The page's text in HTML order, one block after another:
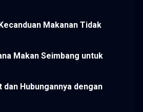
Makanan Tidak
Makan Seimbang untuk
dan Hubungannya dengan